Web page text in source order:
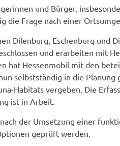
und Bürger,
die Frage nach einer
Dilenburg, Eschenburg und
und erarbeiten mit
hat Hessenmobil mit den
selbstständig in die
Habitats vergeben. Die
ist in Arbeit.
der Umsetzung einer
geprüft werden.